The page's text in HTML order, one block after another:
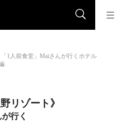
「1人前食堂」Maiさんが行くホテル
リゾート》
行く